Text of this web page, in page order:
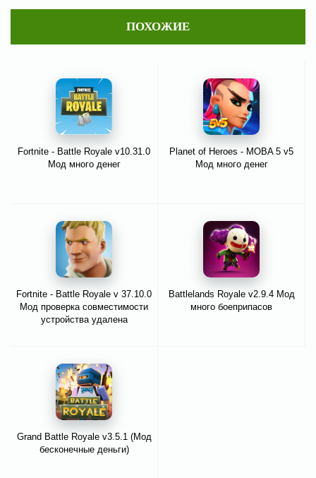
ПОХОЖИЕ
Fortnite - Battle Royale v10.31.0
Мод много денег
Planet of Heroes - MOBA 5 v5
Мод много денег
Fortnite - Battle Royale v 37.10.0
Мод проверка совместимости
устройства удалена
Battlelands Royale v2.9.4 Мод
много боеприпасов
Grand Battle Royale v3.5.1 (Мод
бесконечные деньги)